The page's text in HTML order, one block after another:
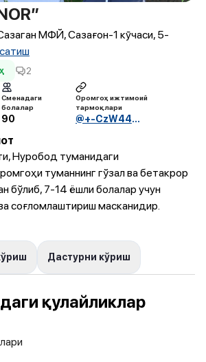
МФЙ, Сазағон-1 кӯчаси, 5-
2
Сменадаги
болалар
90
Оромгоҳ ижтимоий
тармоқлари
@+-CzW44bOgJk4YWUy
Нуробод туманидаги
туманнинг гўзал ва бетакрор
бўлиб, 7-14 ёшли болалар учун
соғломлаштириш масканидир.
Дастурни кўриш
қулайликлар